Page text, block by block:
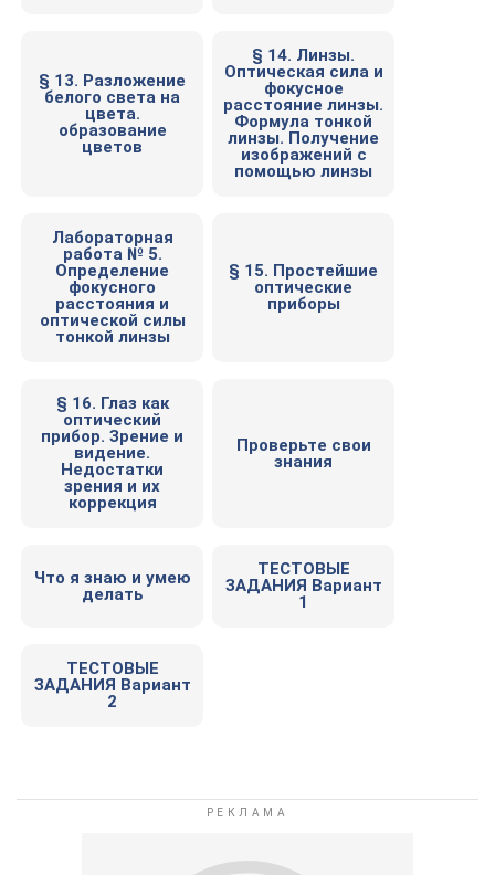
§ 13. Разложение
белого света на
цвета.
образование
цветов
§ 14. Линзы.
Оптическая сила и
фокусное
расстояние линзы.
Формула тонкой
линзы. Получение
изображений с
помощью линзы
Лабораторная
работа № 5.
Определение
фокусного
расстояния и
оптической силы
тонкой линзы
§ 15. Простейшие
оптические
приборы
§ 16. Глаз как
оптический
прибор. Зрение и
видение.
Недостатки
зрения и их
коррекция
Проверьте свои
знания
Что я знаю и умею
делать
ТЕСТОВЫЕ
ЗАДАНИЯ Вариант
1
ТЕСТОВЫЕ
ЗАДАНИЯ Вариант
2